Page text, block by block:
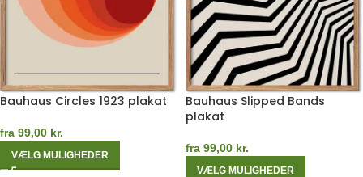
Bauhaus Circles 1923 plakat
fra 99,00 kr.
VÆLG MULIGHEDER
Bauhaus Slipped Bands
plakat
fra 99,00 kr.
VÆLG MULIGHEDER